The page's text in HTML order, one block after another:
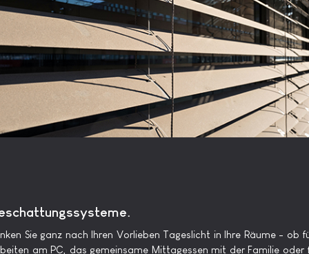
Sie ganz nach Ihren Vorlieben Tageslicht in Ihre Räume - ob
am PC, das gemeinsame Mittagessen mit der Familie oder